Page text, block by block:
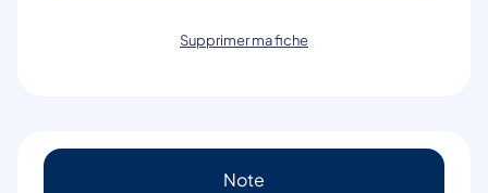
Supprimer ma fiche
Note